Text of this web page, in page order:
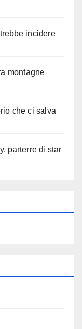
incidere
montagne
che ci salva
parterre di star